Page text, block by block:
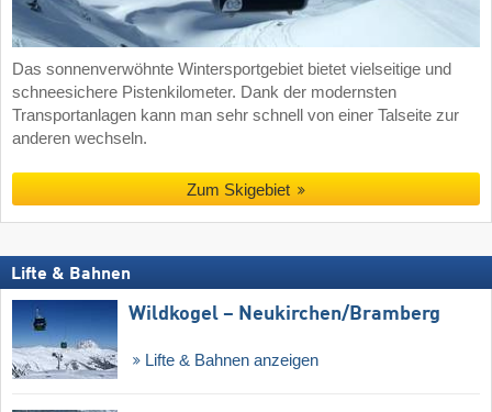
Das sonnenverwöhnte Wintersportgebiet bietet vielseitige und
schneesichere Pistenkilometer. Dank der modernsten
Transportanlagen kann man sehr schnell von einer Talseite zur
anderen wechseln.
Zum Skigebiet
Lifte & Bahnen
Wildkogel – Neukirchen/​Bramberg
Lifte & Bahnen anzeigen